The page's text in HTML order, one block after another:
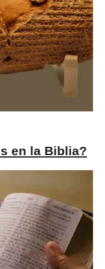
en la Biblia?